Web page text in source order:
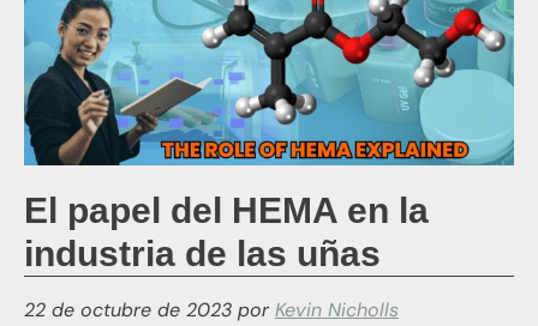
El papel del HEMA en la
industria de las uñas
22 de octubre de 2023 porKevin Nicholls